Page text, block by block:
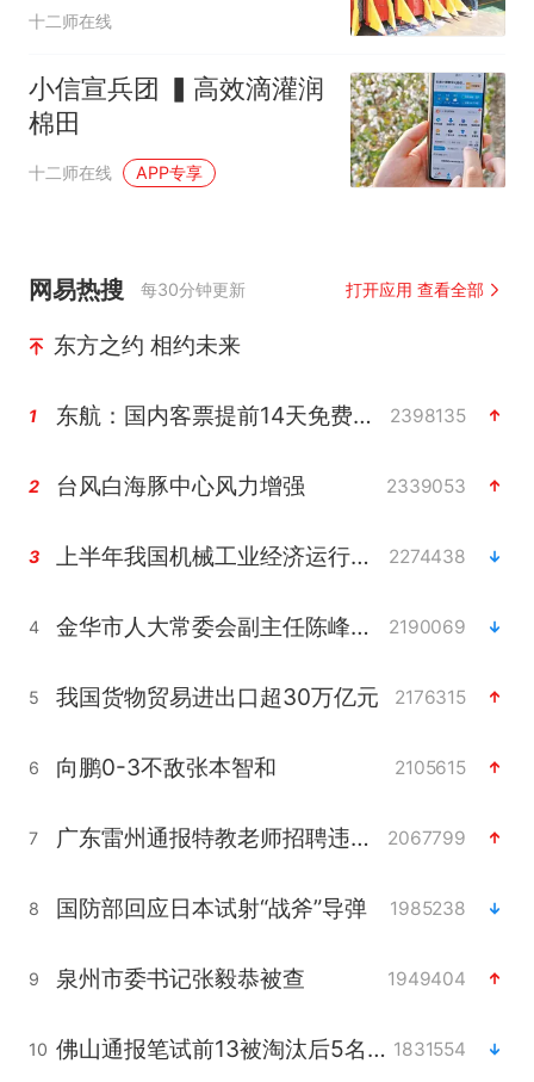
十二师在线
小信宣兵团 ▍高效滴灌润
棉田
十二师在线 APP专享
网易热搜 每30分钟更新 打开应用 查看全部
东方之约 相约未来
1 东航：国内客票提前14天免费退改 2398135
2 台风白海豚中心风力增强 2339053
3 上半年我国机械工业经济运行稳中有进 2274438
4 金华市人大常委会副主任陈峰齐被查 2190069
5 我国货物贸易进出口超30万亿元 2176315
6 向鹏0-3不敌张本智和 2105615
7 广东雷州通报特教老师招聘违规事件 2067799
8 国防部回应日本试射“战斧”导弹 1985238
9 泉州市委书记张毅恭被查 1949404
10 佛山通报笔试前13被淘汰后5名进体检 1831554